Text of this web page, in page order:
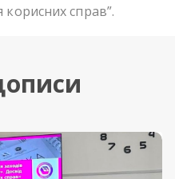
корисних справ”.